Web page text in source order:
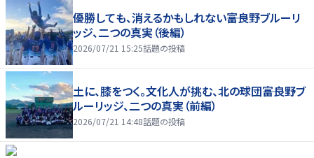
優勝しても、消えるかもしれない――富良野ブルーリ
ッジ、二つの真実（後編）
2026/07/21 15:25話題の投稿
土に、膝をつく。文化人が挑む、北の球団――富良野ブ
ルーリッジ、二つの真実（前編）
2026/07/21 14:48話題の投稿